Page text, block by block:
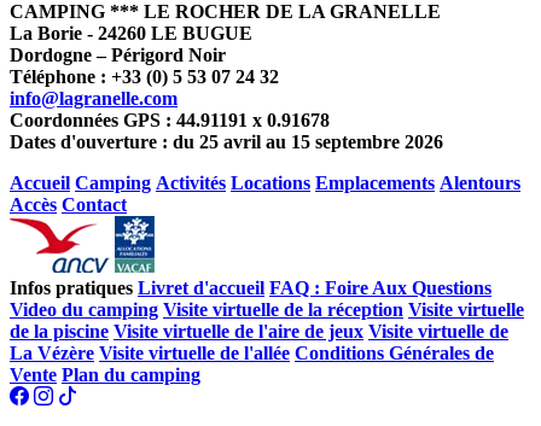
CAMPING *** LE ROCHER DE LA GRANELLE
La Borie - 24260 LE BUGUE
Dordogne – Périgord Noir
Téléphone : +33 (0) 5 53 07 24 32
info@lagranelle.com
Coordonnées GPS : 44.91191 x 0.91678
Dates d'ouverture : du 25 avril au 15 septembre 2026
Accueil Camping Activités Locations Emplacements Alentours
Accès Contact
Infos pratiques Livret d'accueil FAQ : Foire Aux Questions
Video du camping Visite virtuelle de la réception Visite virtuelle
de la piscine Visite virtuelle de l'aire de jeux Visite virtuelle de
La Vézère Visite virtuelle de l'allée Conditions Générales de
Vente Plan du camping